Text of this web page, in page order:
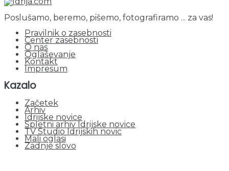
Poslušamo, beremo, pišemo, fotografiramo ... za vas!
Pravilnik o zasebnosti
Center zasebnosti
O nas
Oglaševanje
Kontakt
Impresum
Kazalo
Začetek
Arhiv
Idrijske novice
Spletni arhiv Idrijske novice
TV Studio Idrijskih novic
Mali oglasi
Zadnje slovo